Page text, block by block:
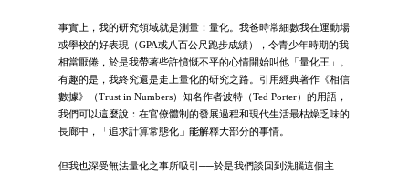
事實上，我的研究領域就是測量：量化。我爸時常細數我在運動場
或學校的好表現（GPA或八百公尺跑步成績），令青少年時期的我
相當厭倦，於是我帶著些許憤慨不平的心情開始叫他「量化王」。
有趣的是，我終究還是走上量化的研究之路。引用經典著作《相信
數據》（Trust in Numbers）知名作者波特（Ted Porter）的用語，
我們可以這麼說：在官僚體制的發展過程和現代生活最枯燥乏味的
長廊中，「追求計算常態化」能解釋大部分的事情。
但我也深受無法量化之事所吸引──於是我們談回到洗腦這個主